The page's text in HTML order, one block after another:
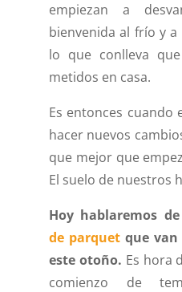
empiezan a
bienvenida al frío y
lo que conlleva
metidos en casa.
Es entonces cuando
hacer nuevos
que mejor que
El suelo de nuestros
Hoy hablaremos
de parquetque van
este otoño. Es hora
comienzo de